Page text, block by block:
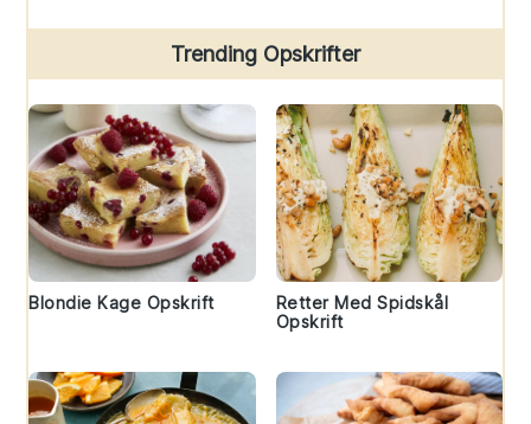
Trending Opskrifter
Blondie Kage Opskrift
Retter Med Spidskål
Opskrift